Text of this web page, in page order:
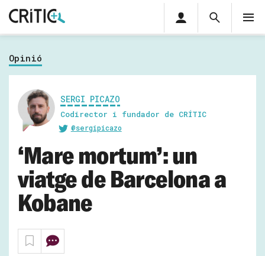
Cerca
Cerca
privada
Inicia sessió
Opinió
SERGI PICAZO
Codirector i fundador de CRÍTIC
@sergipicazo
‘Mare mortum’: un
viatge de Barcelona a
Kobane